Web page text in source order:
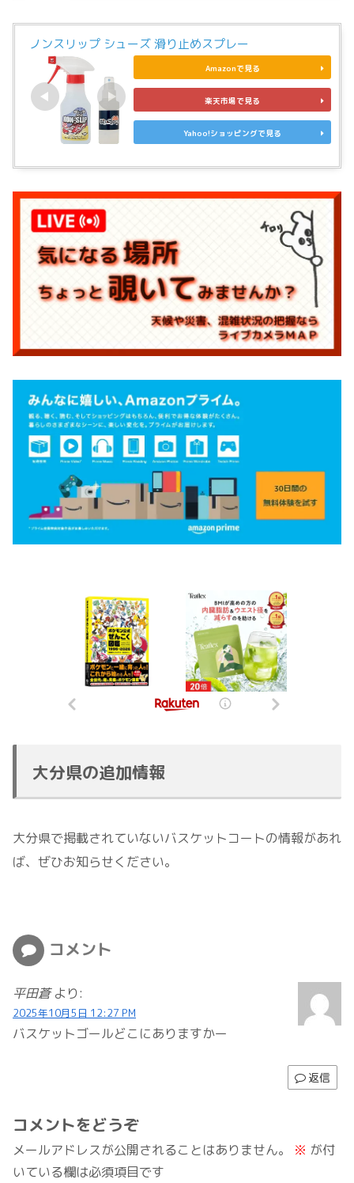
ノンスリップ シューズ 滑り止めスプレー
Amazonで見る
楽天市場で見る
Yahoo!ショッピングで見る
大分県の追加情報
大分県で掲載されていないバスケットコートの情報があれ
ば、ぜひお知らせください。
コメント
平田蒼 より:
2025年10月5日 12:27 PM
バスケットゴールどこにありますかー
返信
コメントをどうぞ
メールアドレスが公開されることはありません。 ※ が付
いている欄は必須項目です